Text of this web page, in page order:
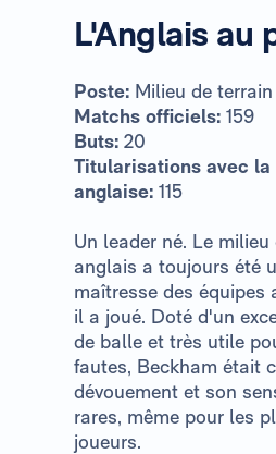
L'Anglais au
Poste: Milieu de terrain
Matchs officiels: 159
Buts: 20
Titularisations avec
anglaise: 115
Un leader né. Le milieu
anglais a toujours été
maîtresse des équipes
il a joué. Doté d'un
de balle et très utile
fautes, Beckham était
dévouement et son
rares, même pour les
joueurs.